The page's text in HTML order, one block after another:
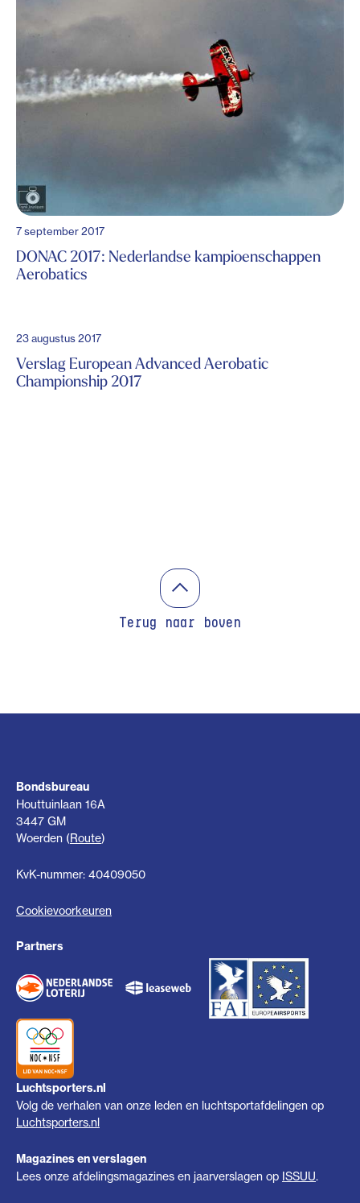
7 september 2017
DONAC 2017: Nederlandse kampioenschappen
Aerobatics
23 augustus 2017
Verslag European Advanced Aerobatic
Championship 2017
Terug naar boven
Bondsbureau
Houttuinlaan 16A
3447 GM
Woerden (Route)
KvK-nummer: 40409050
Cookievoorkeuren
Partners
Luchtsporters.nl
Volg de verhalen van onze leden en luchtsportafdelingen op
Luchtsporters.nl
Magazines en verslagen
Lees onze afdelingsmagazines en jaarverslagen op ISSUU.